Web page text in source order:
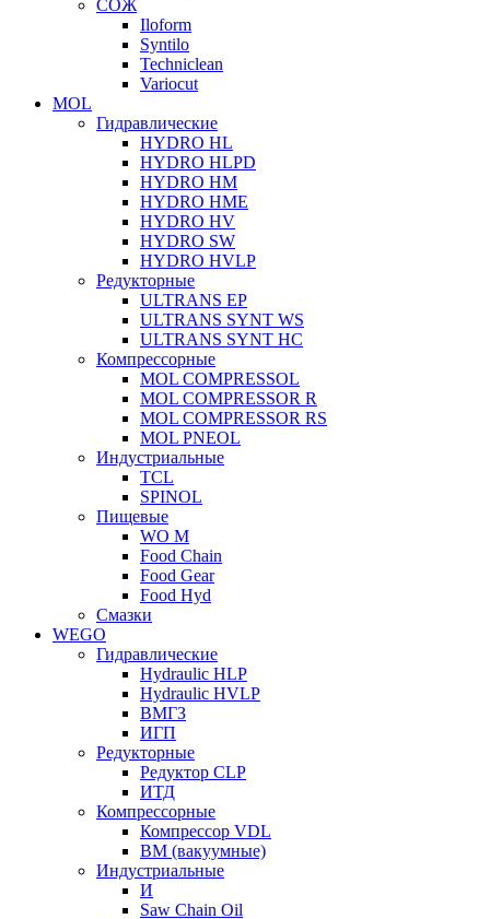
СОЖ
Iloform
Syntilo
Techniclean
Variocut
MOL
Гидравлические
HYDRO HL
HYDRO HLPD
HYDRO HM
HYDRO HME
HYDRO HV
HYDRO SW
HYDRO HVLP
Редукторные
ULTRANS EP
ULTRANS SYNT WS
ULTRANS SYNT HC
Компрессорные
MOL COMPRESSOL
MOL COMPRESSOR R
MOL COMPRESSOR RS
MOL PNEOL
Индустриальные
TCL
SPINOL
Пищевые
WO M
Food Chain
Food Gear
Food Hyd
Смазки
WEGO
Гидравлические
Hydraulic HLP
Hydraulic HVLP
ВМГЗ
ИГП
Редукторные
Редуктор CLP
ИТД
Компрессорные
Компрессор VDL
ВМ (вакуумные)
Индустриальные
И
Saw Chain Oil